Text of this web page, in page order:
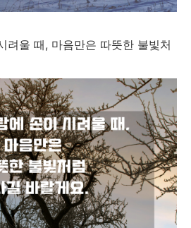
려울 때, 마음만은 따뜻한 불빛처